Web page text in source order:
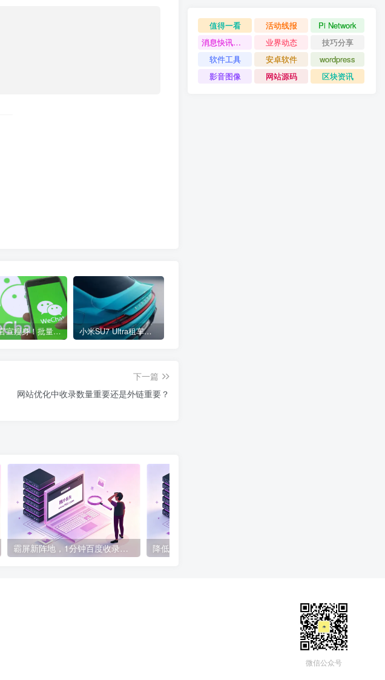
微信官宣瘦身！批量清理原图新功能来了 安卓、iOS均可使用 小米SU7 Ultra租车单日价格高达万元：一月内已约满 预计一年回本
下一篇
网站优化中收录数量重要还是外链重要？
霸屏新阵地，1分钟百度收录并排首页技术
值得一看 活动线报
Pi Network
消息快讯查看更多 》》
业界动态
技巧分享
软件工具
安卓软件
wordpress
影音图像
网站源码 区块资讯
微信公众号